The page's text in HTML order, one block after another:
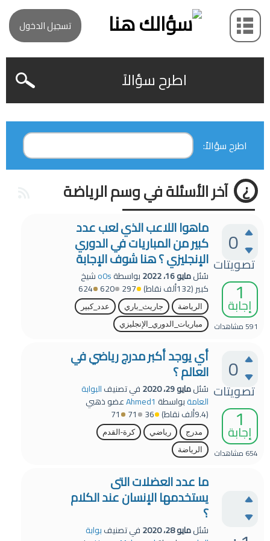
تسجيل الدخول
اطرح سؤالاً
اطرح سؤالاً:
آخر الأسئلة في وسم الرياضة
0
تصويتات
1
إجابة
591مشاهدات
ماهوا اللاعب الذي لعب عدد
كبير من المباريات في الدوري
الإنجليزي ؟ هنا شوف الإجابة
سُئلمايو 16، 2022 بواسطةo0sشيخ
كبير(132ألف نقاط) 297
620
624
الرياضة جاريث_باري
عدد_كبير
مباريات_الدوري_الإنجليزي
0
تصويتات
1
إجابة
654 مشاهدات
أي يوجد أكبر مدرج رياضي في
العالم ؟
سُئلمايو 29، 2020 في تصنيفالبوابة
العامةبواسطة Ahmed1عضو ذهبي
(9.4ألف نقاط) 36
71
71
مدرج رياضي
كرة-القدم
الرياضة
ما عدد العضلات التى
يستخدمها الإنسان عند الكلام
؟
سُئلمايو 28، 2020 في تصنيفبوابة